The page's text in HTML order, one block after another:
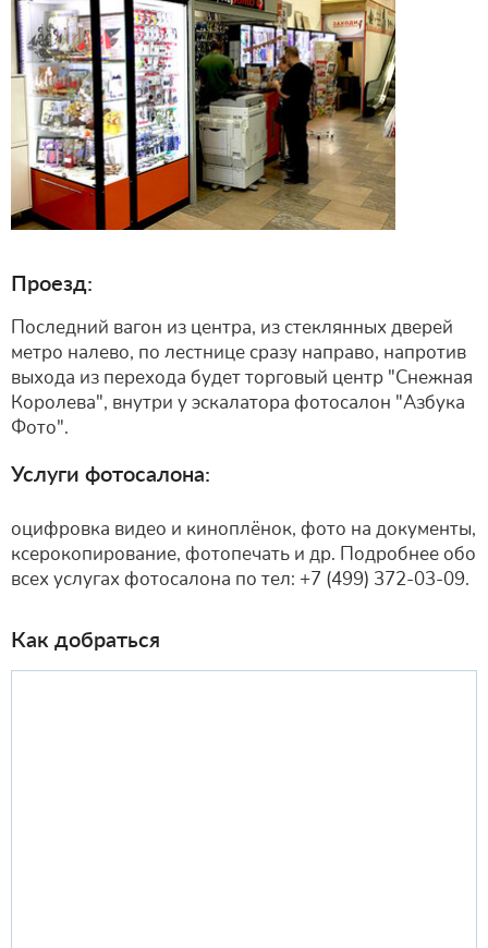
Проезд:
Последний вагон из центра, из стеклянных дверей
метро налево, по лестнице сразу направо, напротив
выхода из перехода будет торговый центр "Снежная
Королева", внутри у эскалатора фотосалон "Азбука
Фото".
Услуги фотосалона:
оцифровка видео и киноплёнок, фото на документы,
ксерокопирование, фотопечать и др. Подробнее обо
всех услугах фотосалона по тел: +7 (499) 372-03-09.
Как добраться